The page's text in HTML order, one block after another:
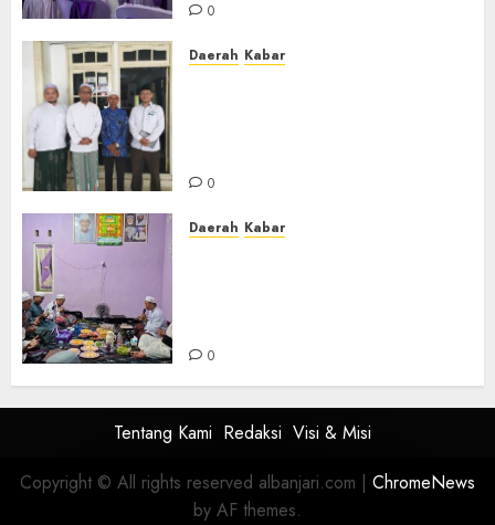
0
Daerah Kabar
0
Daerah Kabar
0
Tentang Kami Redaksi Visi & Misi
Copyright © All rights reserved albanjari.com | ChromeNews
by AF themes.